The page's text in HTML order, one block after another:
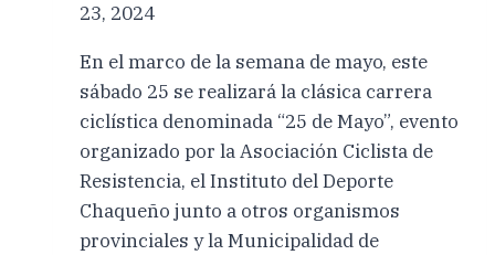
23, 2024
En el marco de la semana de mayo, este
sábado 25 se realizará la clásica carrera
ciclística denominada “25 de Mayo”, evento
organizado por la Asociación Ciclista de
Resistencia, el Instituto del Deporte
Chaqueño junto a otros organismos
provinciales y la Municipalidad de